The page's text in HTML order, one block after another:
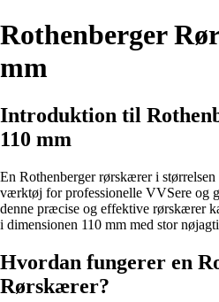
Rothenberger
mm
Introduktion til
110 mm
En Rothenberger rørskærer i
værktøj for professionelle VVSere og
denne præcise og effektive rørskærer
i dimensionen 110 mm med stor
Hvordan fungerer en
Rørskærer?